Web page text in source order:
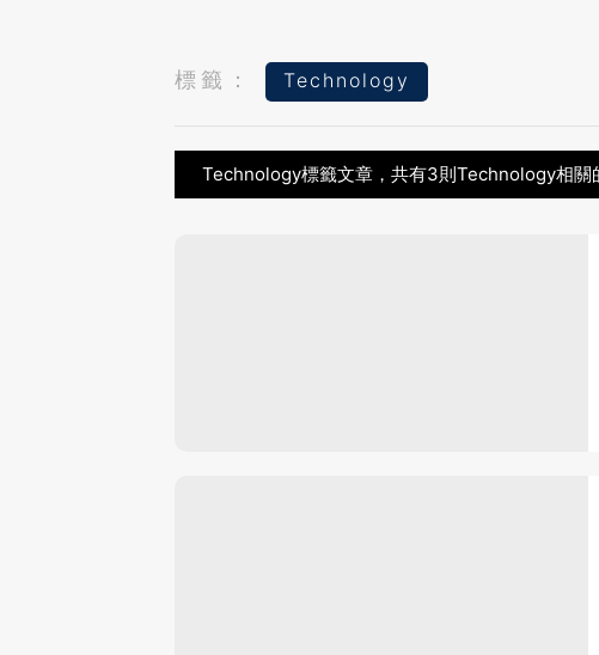
標籤： Technology
Technology標籤文章，共有3則Technology相關